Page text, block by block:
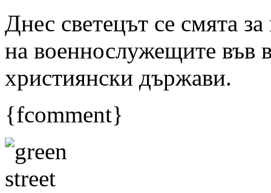
Днес светецът се смята
на военнослужещите във
християнски държави.
{fcomment}